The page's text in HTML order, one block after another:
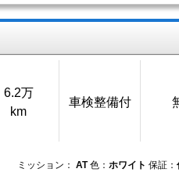
6.2万
km
車検整備付
ミッション： AT 色： ホワイト 保証：